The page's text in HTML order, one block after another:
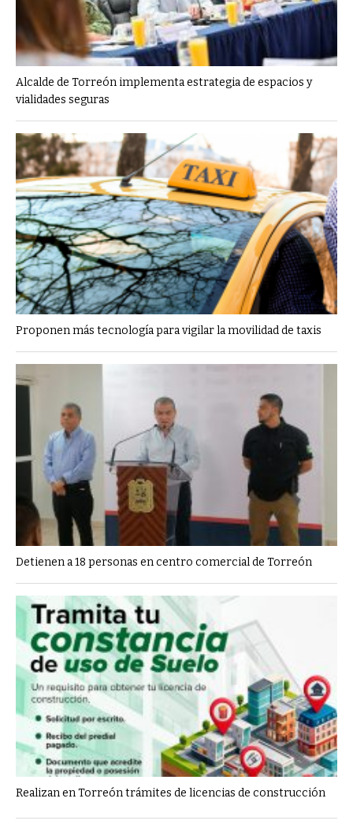
Alcalde de Torreón implementa estrategia de espacios y
vialidades seguras
Proponen más tecnología para vigilar la movilidad de taxis
Detienen a 18 personas en centro comercial de Torreón
Realizan en Torreón trámites de licencias de construcción